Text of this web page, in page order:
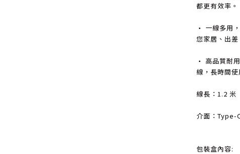
都更有效率。
• 一線多用
您家居、出
• 高品質耐
線，長時間
線長：1.2 米
介面：Type-
包裝盒內容: